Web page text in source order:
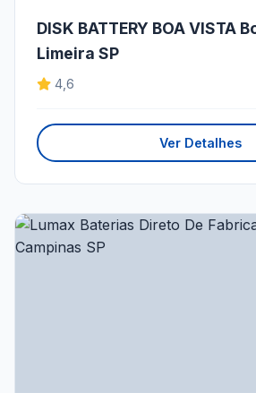
DISK BATTERY BOA VISTA
Limeira SP
4,6
Ver Detalhes